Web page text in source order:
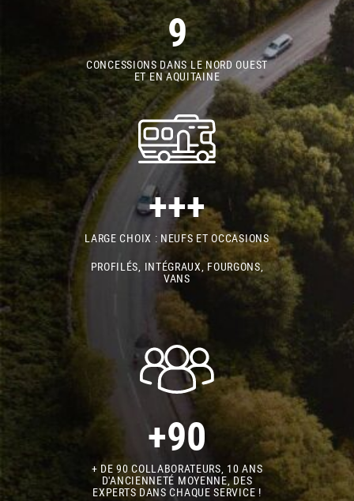
9
CONCESSIONS DANS LE NORD OUEST
ET EN AQUITAINE
+++
LARGE CHOIX : NEUFS ET OCCASIONS
PROFILÉS, INTÉGRAUX, FOURGONS,
VANS
+90
+ DE 90 COLLABORATEURS, 10 ANS
D'ANCIENNETÉ MOYENNE, DES
EXPERTS DANS CHAQUE SERVICE !